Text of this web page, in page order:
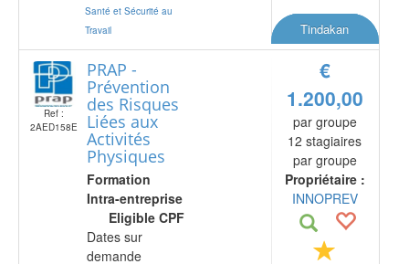
Santé et Sécurité au
Travail
Tindakan
Ref :
2AED158E
PRAP -
Prévention
des Risques
Liées aux
Activités
Physiques
Formation
Intra-entreprise
Eligible CPF
Dates sur
demande
€
1.200,00
par groupe
12 stagiaires
par groupe
Propriétaire :
INNOPREV